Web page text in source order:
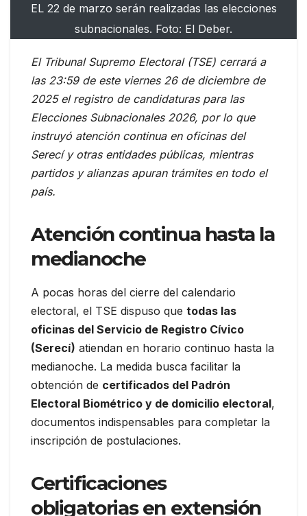
EL 22 de marzo serán realizadas las elecciones
subnacionales. Foto: El Deber.
El Tribunal Supremo Electoral (TSE) cerrará a
las 23:59 de este viernes 26 de diciembre de
2025 el registro de candidaturas para las
Elecciones Subnacionales 2026, por lo que
instruyó atención continua en oficinas del
Serecí y otras entidades públicas, mientras
partidos y alianzas apuran trámites en todo el
país.
Atención continua hasta la
medianoche
A pocas horas del cierre del calendario
electoral, el TSE dispuso que todas las
oficinas del Servicio de Registro Cívico
(Serecí) atiendan en horario continuo hasta la
medianoche. La medida busca facilitar la
obtención de certificados del Padrón
Electoral Biométrico y de domicilio electoral,
documentos indispensables para completar la
inscripción de postulaciones.
Certificaciones
obligatorias en extensión